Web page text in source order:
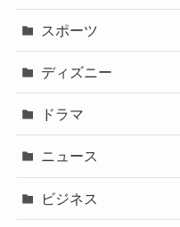
スポーツ
ディズニー
ドラマ
ニュース
ビジネス